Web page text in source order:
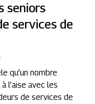
seniors
services de
qu’un nombre
l’aise avec les
de services de